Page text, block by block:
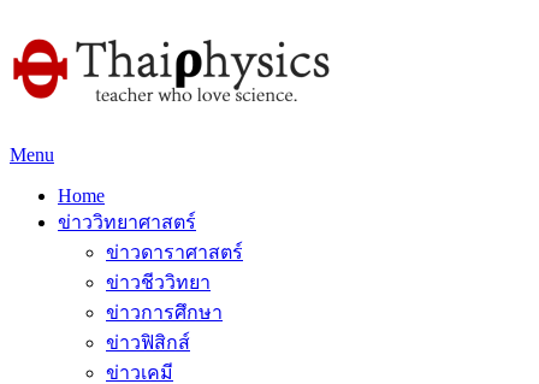
Menu
Home
ข่าววิทยาศาสตร์
ข่าวดาราศาสตร์
ข่าวชีววิทยา
ข่าวการศึกษา
ข่าวฟิสิกส์
ข่าวเคมี